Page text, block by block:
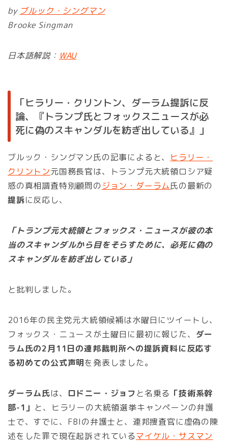
by ブルック・シングマン
Brooke Singman
日本語解説： WAU
「ヒラリー・クリントン、ダーラム提訴に反
論、『トランプ氏とフォックスニュースが必
死に偽のスキャンダルを紡ぎ出している』」
ブルック・シングマン氏の記事によると、 ヒラリー・
クリントン元国務長官は、トランプ元大統領ロシア疑
惑の真相調査特別顧問の ジョン・ダーラム氏の最新の
提訴に反応し、
「トランプ元大統領とフォックス・ニュースが彼の本
当のスキャンダルから目をそらすために、必死に偽の
スキャンダルを紡ぎ出している」
と批判しました。
2016年の民主党元大統領候補は水曜日にツイートし、
フォックス・ニュースが土曜日に最初に報じた、 ダー
ラム氏の2月11日の連邦裁判所への提訴資料に反応す
る初めての公式声明を発表しました。
ダーラム氏は、 ロドニー・ジョフ と名乗る 「技術系幹
部-1」 と、ヒラリーの大統領選挙キャンペーンの弁護
士で、すでに、FBIの弁護士と、連邦捜査官に虚偽の陳
述をした罪で現在起訴されているマイケル・サスマン